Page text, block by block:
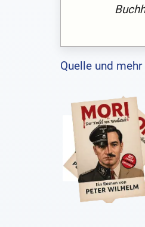
Quelle und mehr